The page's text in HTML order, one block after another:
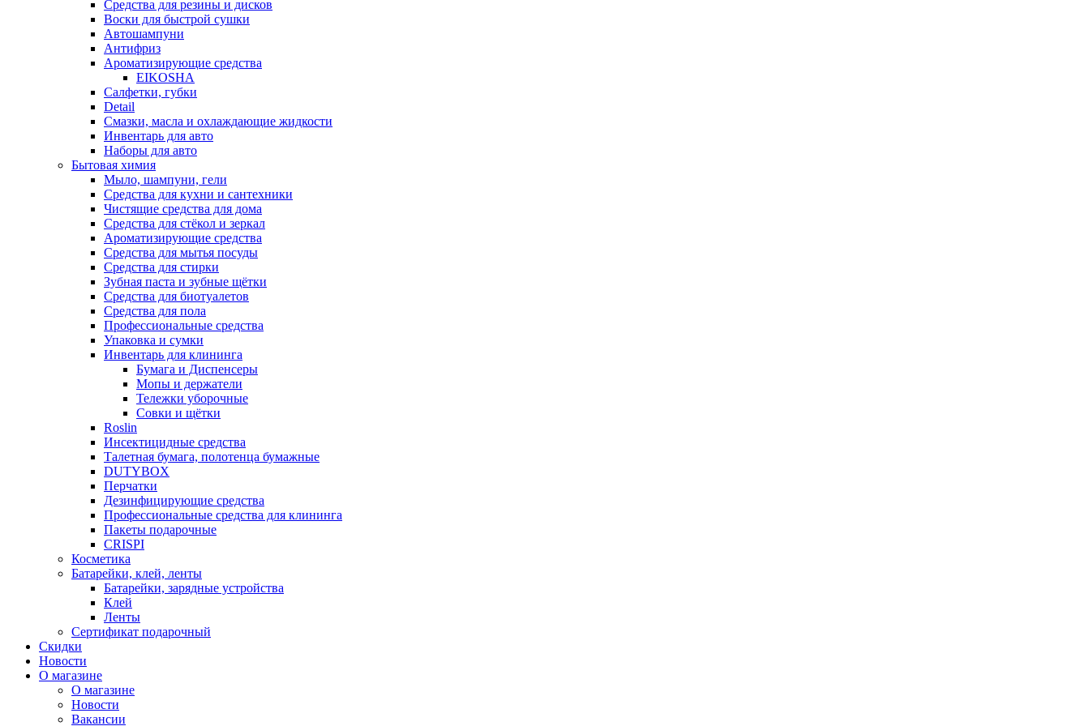
Средства для резины и дисков
Воски для быстрой сушки
Автошампуни
Антифриз
Ароматизирующие средства
EIKOSHA
Салфетки, губки
Detail
Смазки, масла и охлаждающие жидкости
Инвентарь для авто
Наборы для авто
Бытовая химия
Мыло, шампуни, гели
Средства для кухни и сантехники
Чистящие средства для дома
Средства для стёкол и зеркал
Ароматизирующие средства
Средства для мытья посуды
Средства для стирки
Зубная паста и зубные щётки
Средства для биотуалетов
Средства для пола
Профессиональные средства
Упаковка и сумки
Инвентарь для клининга
Бумага и Диспенсеры
Мопы и держатели
Тележки уборочные
Совки и щётки
Roslin
Инсектицидные средства
Талетная бумага, полотенца бумажные
DUTYBOX
Перчатки
Дезинфицирующие средства
Профессиональные средства для клининга
Пакеты подарочные
CRISPI
Косметика
Батарейки, клей, ленты
Батарейки, зарядные устройства
Клей
Ленты
Сертификат подарочный
Скидки
Новости
О магазине
О магазине
Новости
Вакансии